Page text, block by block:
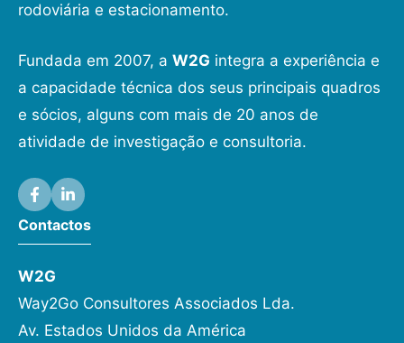
rodoviária e estacionamento.
Fundada em 2007, a W2G integra a experiência e
a capacidade técnica dos seus principais quadros
e sócios, alguns com mais de 20 anos de
atividade de investigação e consultoria.
Contactos
W2G
Way2Go Consultores Associados Lda.
Av. Estados Unidos da América